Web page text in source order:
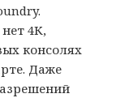
4К,
консолях
Даже